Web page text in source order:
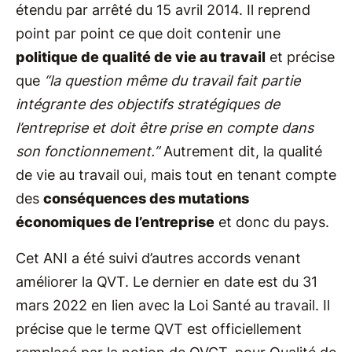
étendu par arrêté du 15 avril 2014. Il reprend
point par point ce que doit contenir une
politique de qualité de vie au travail et précise
que “la question même du travail fait partie
intégrante des objectifs stratégiques de
l’entreprise et doit être prise en compte dans
son fonctionnement.”Autrement dit, la qualité
de vie au travail oui, mais tout en tenant compte
des conséquences des mutations
économiques de l’entreprise et donc du pays.
Cet ANI a été suivi d’autres accords venant
améliorer la QVT. Le dernier en date est du 31
mars 2022 en lien avec la Loi Santé au travail. Il
précise que le terme QVT est officiellement